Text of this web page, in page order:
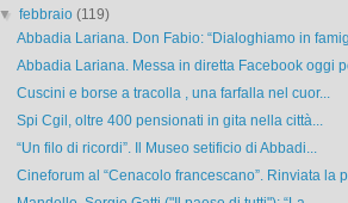
▼febbraio(119)
Abbadia Lariana. Don Fabio: “Dialoghiamo in
Abbadia Lariana. Messa in diretta Facebook oggi
Cuscini e borse a tracolla , una farfalla nel cuor...
Spi Cgil, oltre 400 pensionati in gita nella città...
“Un filo di ricordi”. Il Museo setificio di Abbadi...
Cineforum al “Cenacolo francescano”. Rinviata la